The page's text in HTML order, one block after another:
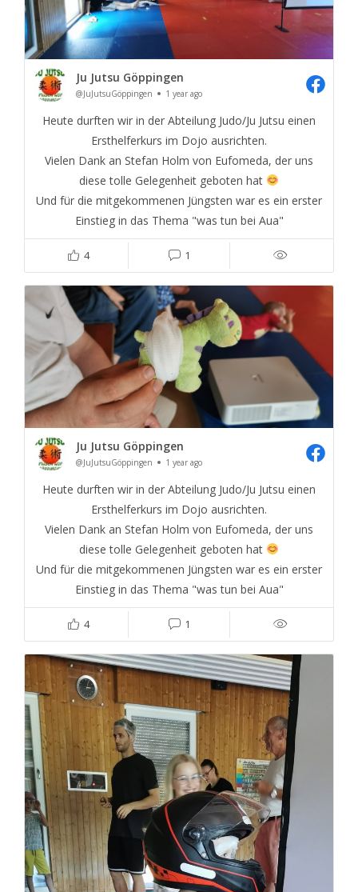
Ju Jutsu Göppingen
@JuJutsuGöppingen 1 year ago
Heute durften wir in der Abteilung Judo/Ju Jutsu einen
Ersthelferkurs im Dojo ausrichten.
Vielen Dank an Stefan Holm von Eufomeda, der uns
diese tolle Gelegenheit geboten hat
Und für die mitgekommenen Jüngsten war es ein erster
Einstieg in das Thema "was tun bei Aua"
4 1
Ju Jutsu Göppingen
@JuJutsuGöppingen 1 year ago
Heute durften wir in der Abteilung Judo/Ju Jutsu einen
Ersthelferkurs im Dojo ausrichten.
Vielen Dank an Stefan Holm von Eufomeda, der uns
diese tolle Gelegenheit geboten hat
Und für die mitgekommenen Jüngsten war es ein erster
Einstieg in das Thema "was tun bei Aua"
4 1